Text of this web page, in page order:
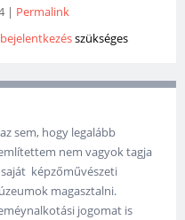
| Permalink
bejelentkezésszükséges
sem, hogy legalább
nem vagyok tagja
képzőművészeti
magasztalni.
jogomat is